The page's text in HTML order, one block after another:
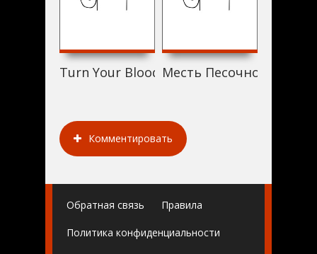
Turn Your Bloody Phone Off (2012)
Месть Песочного
Комментировать
Обратная связь Правила
Политика конфиденциальности